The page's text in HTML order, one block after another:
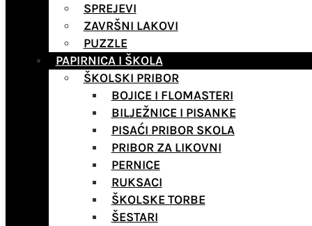
SPREJEVI
ZAVRŠNI LAKOVI
PUZZLE
PAPIRNICA I ŠKOLA
ŠKOLSKI PRIBOR
BOJICE I FLOMASTERI
BILJEŽNICE I PISANKE
PISAĆI PRIBOR SKOLA
PRIBOR ZA LIKOVNI
PERNICE
RUKSACI
ŠKOLSKE TORBE
ŠESTARI